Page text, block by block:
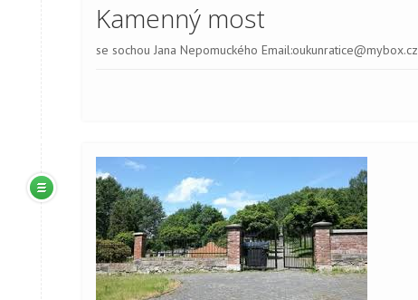
Kamenný most
se sochou Jana Nepomuckého Email:oukunratice@mybox.cz